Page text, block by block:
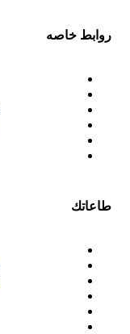
روابط خاصه
طاعاتك